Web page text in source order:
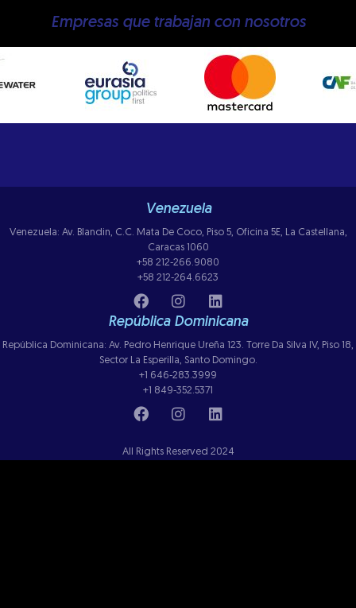
Empresas que trabajan con nosotros
Venezuela
Venezuela: Av. Blandin, C.C. Mata De Coco, Piso 5, Oficina 5E, La Castellana,
Caracas 1060
+58 212-266.9080
+58 212-264.6623
República Dominicana
República Dominicana: Av. Pedro Henrique Ureña 123. Torre Da Silva IV, Piso 18,
Sector La Esperilla, Santo Domingo.
+1 646-283.3999
+1 849-352.5371
All Rights Reserved 2024